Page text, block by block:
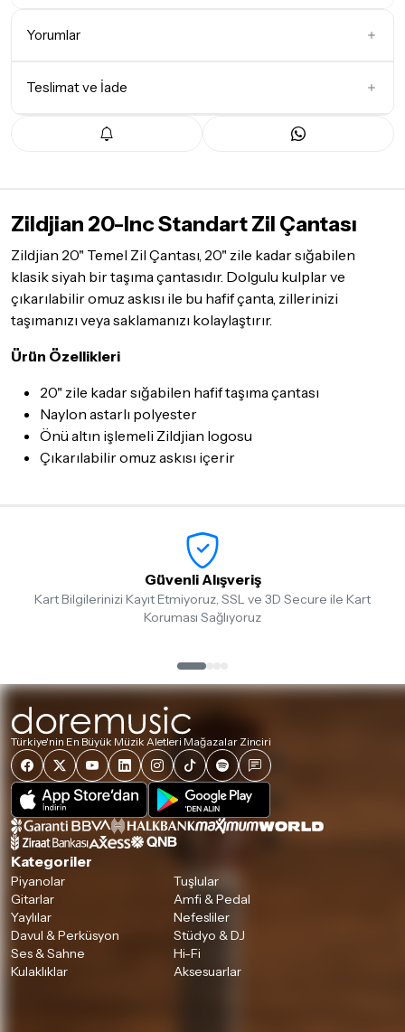
Yorumlar
Teslimat ve İade
Teslimat Koşulları
tatil günlerinde teslimat yapılamamaktadır.
Seçtiğiniz ürünlerin tamamıdoremusic Sevkiyat Ekibiya da
Aras Kargogarantisi ile adresinize teslim edilecektir.
Detaylar içintıklayınız
Sitemiz üzerinden satın almış olduğunuz ürünleri, teslimat
değiştirebilirsiniz.
İadesi ve değişimi mümkün olmayan ürünler için
İade ve değişimi talep edilecek ürünün ticari vasfını yitirmemiş
İade ve değişim koşulları, ürün kategorilerine göre farklılık
gösterebilir. Lütfen satın almadan önce ilgili ürünün
iade/değişim şartlarını kontrol ettiğinizden emin olun.
Zildjian 20-Inc Standart Zil Çantası
Zildjian 20" Temel Zil Çantası, 20" zile kadar sığabilen
klasik siyah bir taşıma çantasıdır. Dolgulu kulplar ve
çıkarılabilir omuz askısı ile bu hafif çanta, zillerinizi
taşımanızı veya saklamanızı kolaylaştırır.
Ürün Özellikleri
20" zile kadar sığabilen hafif taşıma çantası
Naylon astarlı polyester
Önü altın işlemeli Zildjian logosu
Çıkarılabilir omuz askısı içerir
Güvenli Alışveriş
Kart Bilgilerinizi Kayıt Etmiyoruz, SSL ve 3D Secure ile Kart
Koruması Sağlıyoruz
Türkiye'nin En Büyük Müzik Aletleri Mağazalar Zinciri
Kategoriler
Piyanolar
Tuşlular
Gitarlar
Amfi & Pedal
Yaylılar
Nefesliler
Davul & Perküsyon
Stüdyo & DJ
Ses & Sahne
Hi-Fi
Kulaklıklar
Aksesuarlar